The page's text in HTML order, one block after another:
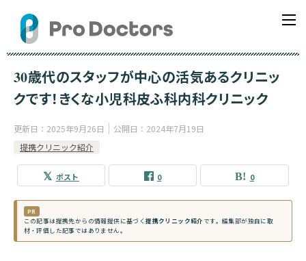
30歳代のスタッフが中心の活気あるクリニッ
クです！きくな小児科皮ふ科内科クリニック
更新日： 2025年9月26日 公開日： 2024年7月19日
提携クリニック紹介
ポスト 0 0
PR
この記事は提携先からの情報提供に基づく提携クリニック紹介です。編集部が独自に取
材・評価した記事ではありません。